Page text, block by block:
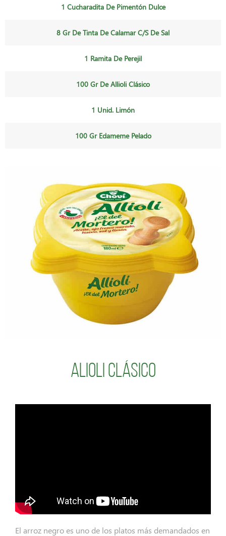
1 Cucharadita De Pimentón Dulce
8 Gr De Tinta De Calamar C/s De Sal
1 Ramita De Perejil
100 Gr De Allioli Clásico
1 Unid. Limón
100 Gr Edameme Pelado
Alioli Clásico
El arroz negro es uno de los platos más demandados en